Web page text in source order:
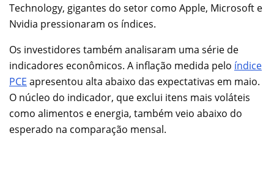
Technology, gigantes do setor como Apple, Microsoft e
Nvidia pressionaram os índices.
Os investidores também analisaram uma série de
indicadores econômicos. A inflação medida pelo índice
PCE apresentou alta abaixo das expectativas em maio.
O núcleo do indicador, que exclui itens mais voláteis
como alimentos e energia, também veio abaixo do
esperado na comparação mensal.